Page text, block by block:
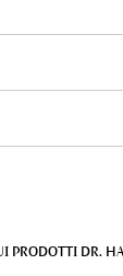
PRODOTTI DR.